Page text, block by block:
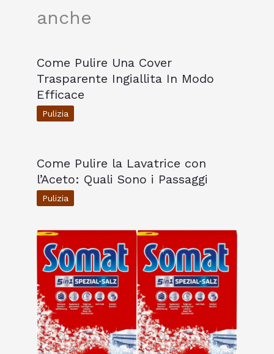
anche
Come Pulire Una Cover
Trasparente Ingiallita In Modo
Efficace
Pulizia
Come Pulire la Lavatrice con
l’Aceto: Quali Sono i Passaggi
Pulizia